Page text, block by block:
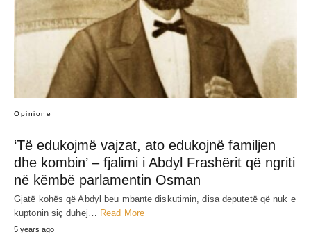
Opinione
‘Të edukojmë vajzat, ato edukojnë familjen
dhe kombin’ – fjalimi i Abdyl Frashërit që ngriti
në këmbë parlamentin Osman
Gjatë kohës që Abdyl beu mbante diskutimin, disa deputetë që nuk e
kuptonin siç duhej… Read More
5 years ago